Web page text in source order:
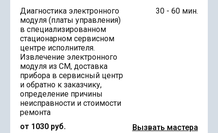
Диагностика электронного
модуля (платы управления)
в специализированном
стационарном сервисном
центре исполнителя.
Извлечение электронного
модуля из СМ, доставка
прибора в сервисный центр
и обратно к заказчику,
определение причины
неисправности и стоимости
ремонта
от 1030 руб.
30 - 60 мин.
Вызвать мастера